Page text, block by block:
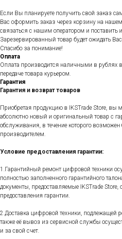
Если Вы планируете получить свой заказ
Вас оформить заказ через корзину на
связаться с нашим оператором и поставить
Зарезервированный товар будет ожидать
Спасибо за понимание!
Оплата
Оплата производится наличными в рублях
передаче товара курьером.
Гарантия
Гарантия и возврат товаров
Приобретая продукцию в IKSTrade Store, вы
абсолютно новый и оригинальный товар с
обслуживания, в течение которого
производителем.
Условие предоставления гарантии:
1.Гарантийный ремонт цифровой техники
полностью заполненного гарантийного
документы, предоставляемые IKSTrade Store,
предоставления гарантии.
2.Доставка цифровой техники, подлежащей
также её вывоз из сервисной службы
и за свой счет.